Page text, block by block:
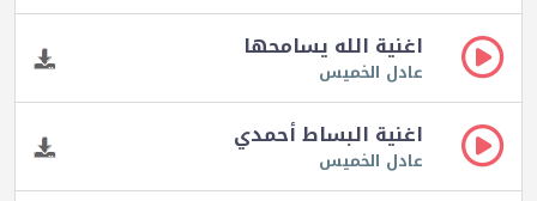
اغنية الله يسامحها
عادل الخميس
اغنية البساط أحمدي
عادل الخميس